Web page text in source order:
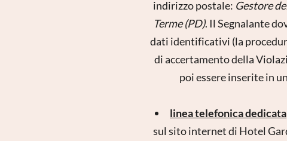
indirizzo postale: Gestore
Terme (PD). Il Segnalante
dati identificativi (la
di accertamento della
poi essere inserite in
linea telefonica dedicata
sul sito internet di Hotel